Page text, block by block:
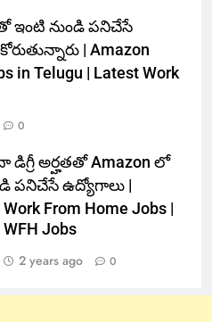
ఇంటి నుండి పనిచేసే
| Amazon
in Telugu | Latest Work
0
డిగ్రీ అర్హతతో Amazon లో
పనిచేసే ఉద్యోగాలు |
From Home Jobs |
Jobs
2 years ago 0